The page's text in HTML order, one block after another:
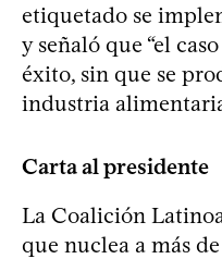
etiquetado se
y señaló que “el
éxito, sin que se
industria
Carta al presidente
La Coalición
que nuclea a más